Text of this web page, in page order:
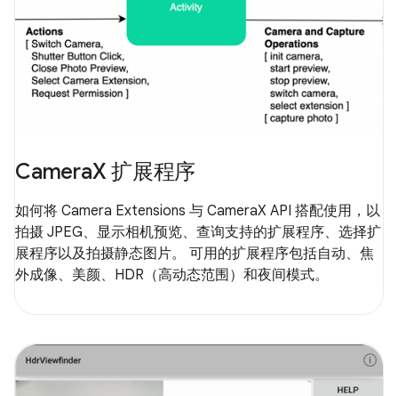
CameraX 扩展程序
如何将 Camera Extensions 与 CameraX API 搭配使用，以
拍摄 JPEG、显示相机预览、查询支持的扩展程序、选择扩
展程序以及拍摄静态图片。 可用的扩展程序包括自动、焦
外成像、美颜、HDR（高动态范围）和夜间模式。